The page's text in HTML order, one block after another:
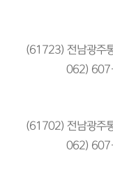
(61723) 전남광주
062)
(61702) 전남광주
062)